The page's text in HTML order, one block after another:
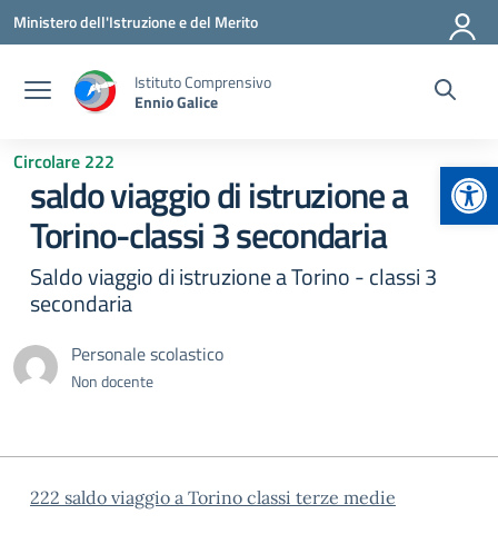
Vai ai contenuti
Vai al menu di navigazione
Vai al footer
Ministero dell'Istruzione e del Merito
Istituto Comprensivo
Ennio Galice
Circolare 222
saldo viaggio di istruzione a
Torino-classi 3 secondaria
Saldo viaggio di istruzione a Torino - classi 3
secondaria
Personale scolastico
Non docente
222 saldo viaggio a Torino classi terze medie